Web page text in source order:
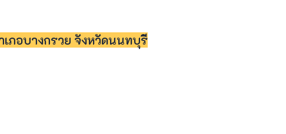
ภอบางกรวย จังหวัดนนทบุรี